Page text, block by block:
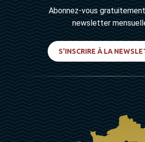
Abonnez-vous
newsletter
S'INSCRIRE À LA